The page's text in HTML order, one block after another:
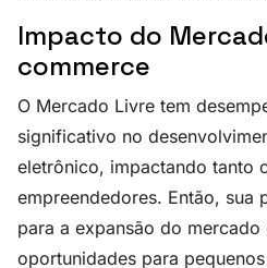
Impacto do
commerce
O Mercado Livre tem
significativo no
eletrônico, impactando tanto
empreendedores. Então, sua
para a expansão do
oportunidades para